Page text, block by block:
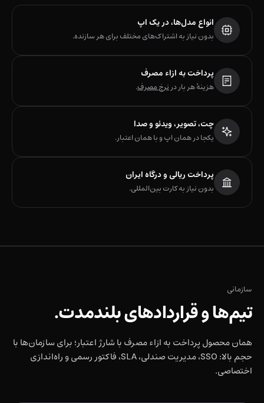
انواع مدل‌ها، در یک اپ
بدون نیاز به اشتراک‌های مختلف برای هر سازنده.
پرداخت به ازاء مصرف
هزینهٔ هر بار درنرخ مصرف.
چت، تصویر، ویدئو و صدا
یکجا در همان اپ و با همان اعتبار.
پرداخت ریالی و درگاه ایران
بدون نیاز به کارت بین‌المللی.
سازمانی
تیم‌ها و قراردادهای بلندمدت.
همان محصول پرداخت به ازاء مصرف با شارژ اعتبار؛ برای سازمان‌ها با
حجم بالا: SSO، مدیریت صندلی، SLA، فاکتور رسمی و راه‌اندازی
اختصاصی.